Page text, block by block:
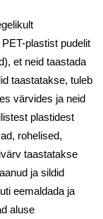
plastist pudelit
et neid taastada
taastatakse, tuleb
värvides ja neid
plastidest
rohelised,
taastatakse
ja sildid
eemaldada ja
aluse